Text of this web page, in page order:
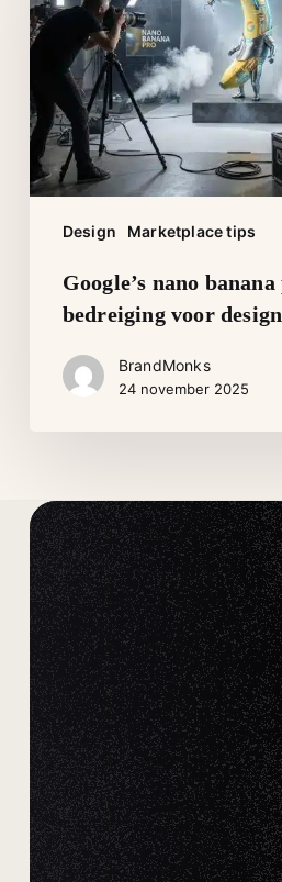
Design Marketplace tips
een
bedreiging
designers?
Google’s nano
bedreiging voor
BrandMonks
24 november 2025